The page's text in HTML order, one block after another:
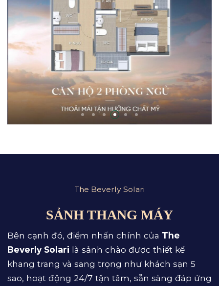
The Beverly Solari
SẢNH THANG MÁY
Bên cạnh đó, điểm nhấn chính của The
Beverly Solari là sảnh chào được thiết kế
khang trang và sang trọng như khách sạn 5
sao, hoạt động 24/7 tận tâm, sẵn sàng đáp ứng